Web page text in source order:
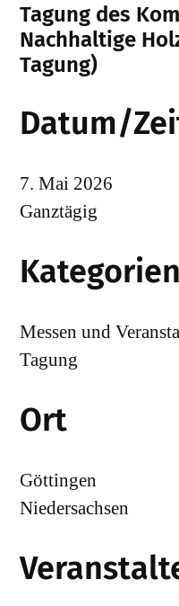
Tagung des
Nachhaltige
Tagung)
Datum/
7. Mai 2026
Ganztägig
Kategorien
Messen und
Tagung
Ort
Göttingen
Niedersachsen